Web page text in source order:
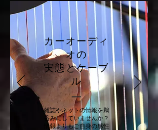
​カーオーディ
オの
実態とケーブ
ル
雑誌やネットの情報を鵜
呑みにしていませんか？
情報よりもご自身の感性